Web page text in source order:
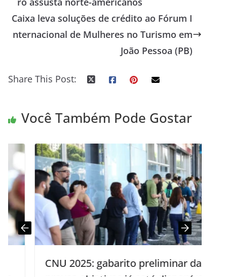
Caixa leva soluções de crédito ao Fórum I
nternacional de Mulheres no Turismo em
João Pessoa (PB)
Share This Post:
Você Também Pode Gostar
CNU 2025: gabarito preliminar das